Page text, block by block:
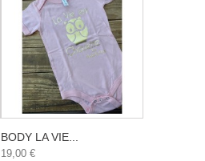
BODY LA VIE...
19,00 €